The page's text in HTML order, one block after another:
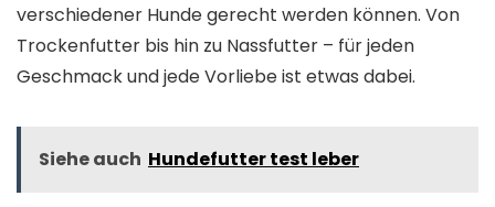
verschiedener Hunde gerecht werden können. Von
Trockenfutter bis hin zu Nassfutter – für jeden
Geschmack und jede Vorliebe ist etwas dabei.
Siehe auch Hundefutter test leber